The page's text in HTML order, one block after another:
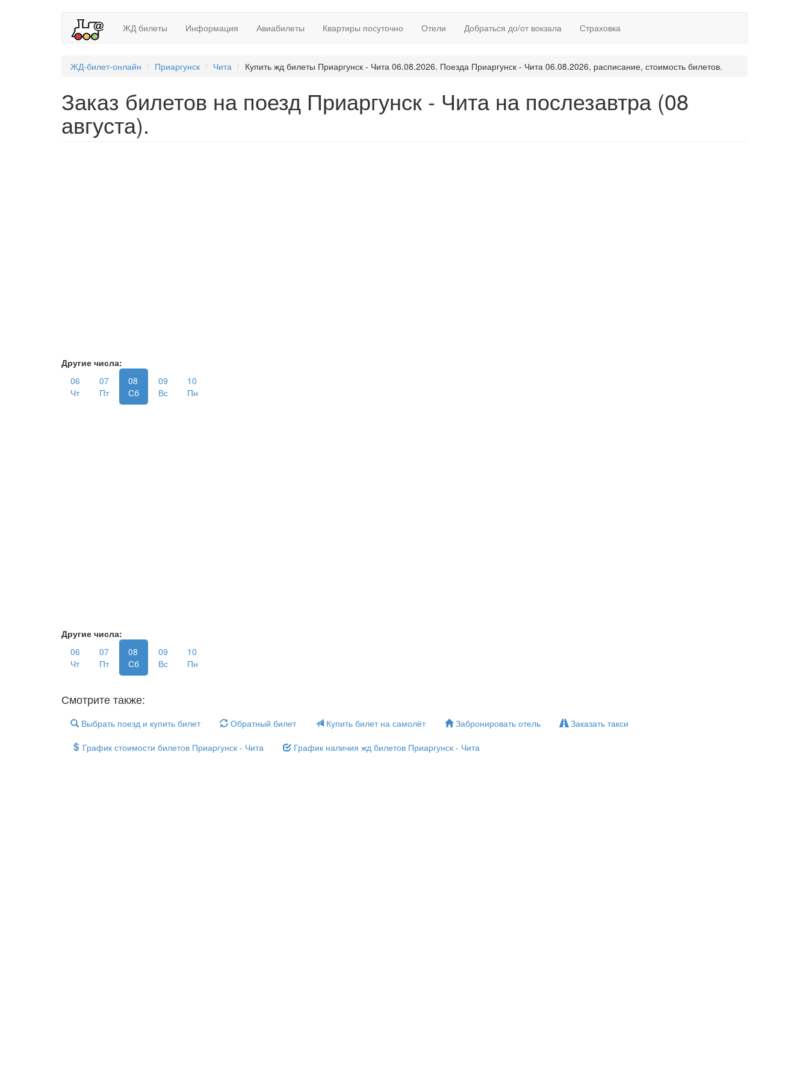
ЖД билеты Информация Авиабилеты Квартиры посуточно Отели Добраться до/от вокзала Страховка
ЖД-билет-онлайн Приаргунск Чита Купить жд билеты Приаргунск - Чита 06.08.2026. Поезда Приаргунск - Чита 06.08.2026, расписание, стоимость билетов.
Заказ билетов на поезд Приаргунск - Чита на послезавтра (08
августа).
Другие числа:
06
Чт
07
Пт
08
Сб
09
Вс
10
Пн
Другие числа:
06
Чт
07
Пт
08
Сб
09
Вс
10
Пн
Смотрите также:
Выбрать поезд и купить билет Обратный билет Купить билет на самолёт Забронировать отель
Заказать такси
График стоимости билетов Приаргунск - Чита
График наличия жд билетов Приаргунск - Чита